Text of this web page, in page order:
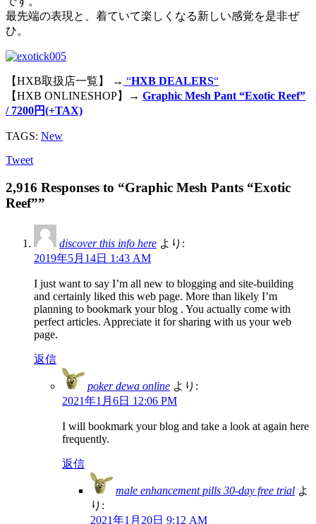
最先端の表現と、着ていて楽しくなる新しい感覚を是非ぜ
ひ。
【HXB取扱店一覧】 → “HXB DEALERS“
【HXB ONLINESHOP】→ Graphic Mesh Pant “Exotic Reef”
/ 7200円(+TAX)
TAGS: New
Tweet
2,916 Responses to “Graphic Mesh Pants “Exotic
Reef””
discover this info here より:
2019年5月14日 1:43 AM
I just want to say I’m all new to blogging and site-building
and certainly liked this web page. More than likely I’m
planning to bookmark your blog . You actually come with
perfect articles. Appreciate it for sharing with us your web
page.
返信
poker dewa online より:
2021年1月6日 12:06 PM
I will bookmark your blog and take a look at again here
frequently.
返信
male enhancement pills 30-day free trial よ
り:
2021年1月20日 9:12 AM